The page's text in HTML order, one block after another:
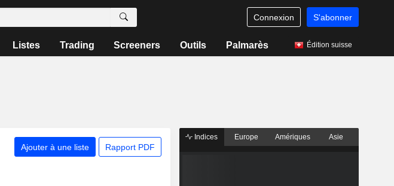
Connexion S'abonner
Listes Trading Screeners Outils Palmarès Édition suisse
Ajouter à une liste Rapport PDF
Indices Europe Amériques Asie